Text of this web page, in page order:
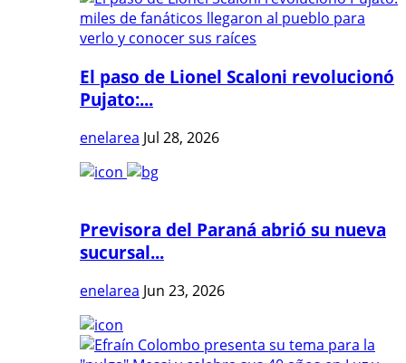
El paso de Lionel Scaloni revolucionó
Pujato:...
enelarea Jul 28, 2026
Previsora del Paraná abrió su nueva
sucursal...
enelarea Jun 23, 2026